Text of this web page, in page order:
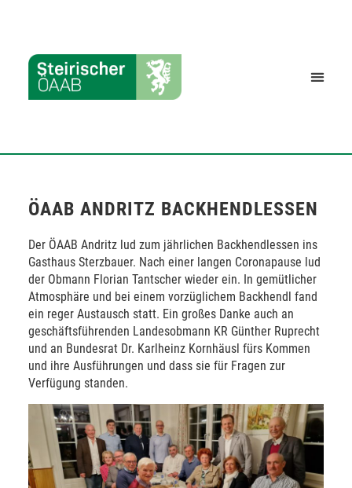
ÖAAB ANDRITZ BACKHENDLESSEN
Der ÖAAB Andritz lud zum jährlichen Backhendlessen ins
Gasthaus Sterzbauer. Nach einer langen Coronapause lud
der Obmann Florian Tantscher wieder ein. In gemütlicher
Atmosphäre und bei einem vorzüglichem Backhendl fand
ein reger Austausch statt. Ein großes Danke auch an
geschäftsführenden Landesobmann KR Günther Ruprecht
und an Bundesrat Dr. Karlheinz Kornhäusl fürs Kommen
und ihre Ausführungen und dass sie für Fragen zur
Verfügung standen.